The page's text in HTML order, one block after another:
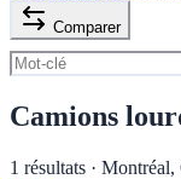
Comparer
Camions
1 résultats · Montréal,